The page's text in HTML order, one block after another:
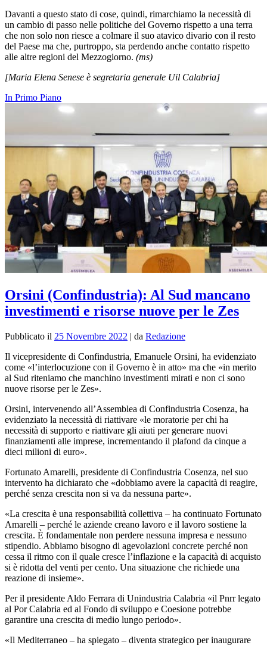
Davanti a questo stato di cose, quindi, rimarchiamo la necessità di
un cambio di passo nelle politiche del Governo rispetto a una terra
che non solo non riesce a colmare il suo atavico divario con il resto
del Paese ma che, purtroppo, sta perdendo anche contatto rispetto
alle altre regioni del Mezzogiorno. (ms)
[Maria Elena Senese è segretaria generale Uil Calabria]
In Primo Piano
Orsini (Confindustria): Al Sud mancano
investimenti e risorse nuove per le Zes
Pubblicato il 25 Novembre 2022 | da Redazione
Il vicepresidente di Confindustria, Emanuele Orsini, ha evidenziato
come «l’interlocuzione con il Governo è in atto» ma che «in merito
al Sud riteniamo che manchino investimenti mirati e non ci sono
nuove risorse per le Zes».
Orsini, intervenendo all’Assemblea di Confindustria Cosenza, ha
evidenziato la necessità di riattivare «le moratorie per chi ha
necessità di supporto e riattivare gli aiuti per generare nuovi
finanziamenti alle imprese, incrementando il plafond da cinque a
dieci milioni di euro».
Fortunato Amarelli, presidente di Confindustria Cosenza, nel suo
intervento ha dichiarato che «dobbiamo avere la capacità di reagire,
perché senza crescita non si va da nessuna parte».
«La crescita è una responsabilità collettiva – ha continuato Fortunato
Amarelli – perché le aziende creano lavoro e il lavoro sostiene la
crescita. È fondamentale non perdere nessuna impresa e nessuno
stipendio. Abbiamo bisogno di agevolazioni concrete perché non
cessa il ritmo con il quale cresce l’inflazione e la capacità di acquisto
si è ridotta del venti per cento. Una situazione che richiede una
reazione di insieme».
Per il presidente Aldo Ferrara di Unindustria Calabria «il Pnrr legato
al Por Calabria ed al Fondo di sviluppo e Coesione potrebbe
garantire una crescita di medio lungo periodo».
«Il Mediterraneo – ha spiegato – diventa strategico per inaugurare